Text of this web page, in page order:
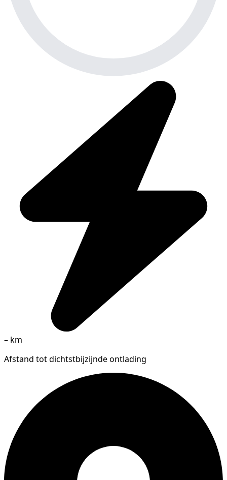
– km
Afstand tot dichtstbijzijnde ontlading